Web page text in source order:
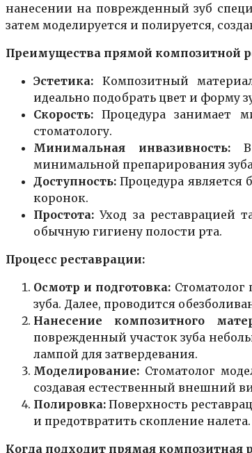
нанесении на поврежденный зуб
затем моделируется и полируется,
Преимущества прямой композитной
Эстетика: Композитный
идеально подобрать цвет и форму
Скорость: Процедура занимает
стоматологу.
Минимальная инвазивность:В
минимальной препарирования
Доступность: Процедура является
коронок.
Простота: Уход за реставрацией
обычную гигиену полости рта.
Процесс реставрации:
Осмотр и подготовка: Стоматолог
зуба. Далее, проводится
Нанесение композитного
поврежденный участок зуба
лампой для затвердевания.
Моделирование: Стоматолог
создавая естественный внешний
Полировка: Поверхность
и предотвратить скопление налета.
Когда подходит прямая композитная